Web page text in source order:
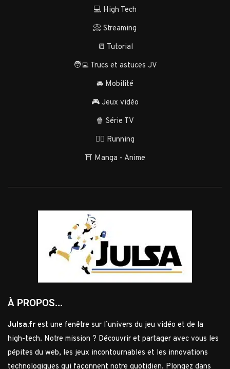
💻 High Tech
📀 Streaming
📒 Tutorial
🧑‍💻 Trucs et astuces JV
🚘 Mobilité
🎮 Jeux vidéo
🍿 Série TV
🏃‍♂️ Running
⛩️ Manga - Anime
À PROPOS...
Julsa.fr est une fenêtre sur l’univers du jeu vidéo et de la
high-tech. Notre mission ? Découvrir et partager avec vous les
pépites du web, les jeux incontournables et les innovations
technologiques qui façonnent notre quotidien. Plongez dans